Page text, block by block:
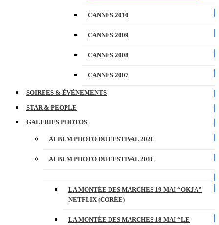
CANNES 2010
CANNES 2009
CANNES 2008
CANNES 2007
SOIRÉES & ÉVÉNEMENTS
STAR & PEOPLE
GALERIES PHOTOS
ALBUM PHOTO DU FESTIVAL 2020
ALBUM PHOTO DU FESTIVAL 2018
LA MONTÉE DES MARCHES 19 MAI “OKJA”
NETFLIX (CORÉE)
LA MONTÉE DES MARCHES 18 MAI “LE